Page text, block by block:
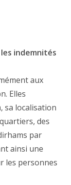
indemnités
aux
Elles
sa localisation
des
par
ainsi une
les personnes